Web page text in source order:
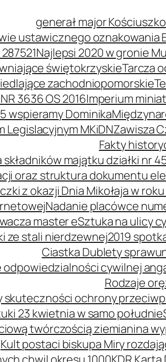
generał major
ustawicznego oznakowania
Najlepsi 2020 w gronie
świętokrzyskieTarcza
zachodniopomorskie
3636 OS 2016Imperium
wspieramy Dominika
Legislacyjnym MKiDNZawisza
Fakty
majątku działki nr
oraz struktura dokumentu
z okazji Dnia Mikołaja w roku
Nadanie placówce
master eSztuka na ulicy
ze stali nierdzewnej2019
Ciastka Dublety
cywilnej
Rodzaje
skuteczności ochrony
23 kwietnia w samo południe
twórczością ziemianina
Kult postaci biskupa Miry